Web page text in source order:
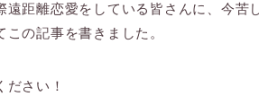
遠距離恋愛をしている皆さんに、今苦
この記事を書きました。
ださい！